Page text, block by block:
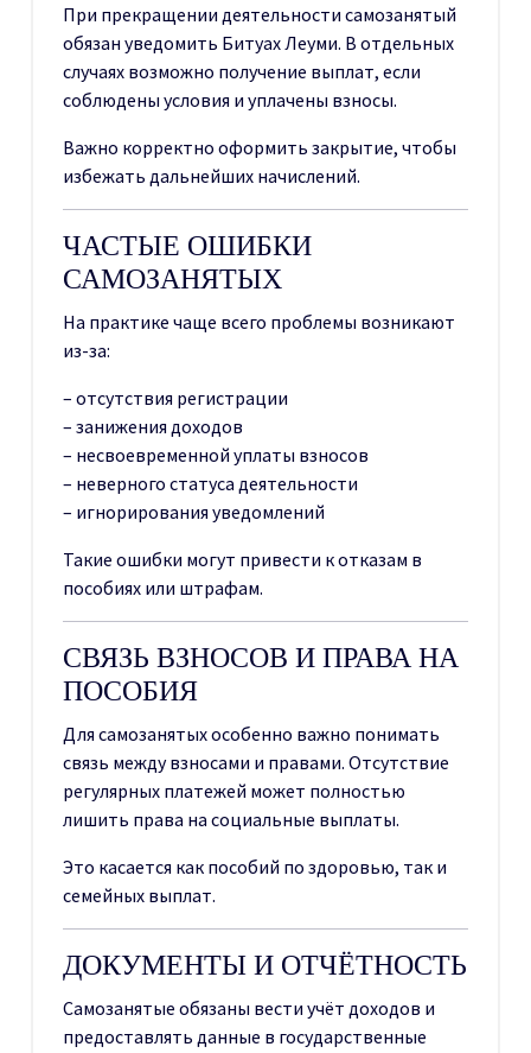
При прекращении деятельности самозанятый
обязан уведомить Битуах Леуми. В отдельных
случаях возможно получение выплат, если
соблюдены условия и уплачены взносы.
Важно корректно оформить закрытие, чтобы
избежать дальнейших начислений.
ЧАСТЫЕ ОШИБКИ
САМОЗАНЯТЫХ
На практике чаще всего проблемы возникают
из-за:
– отсутствия регистрации
– занижения доходов
– несвоевременной уплаты взносов
– неверного статуса деятельности
– игнорирования уведомлений
Такие ошибки могут привести к отказам в
пособиях или штрафам.
СВЯЗЬ ВЗНОСОВ И ПРАВА НА
ПОСОБИЯ
Для самозанятых особенно важно понимать
связь между взносами и правами. Отсутствие
регулярных платежей может полностью
лишить права на социальные выплаты.
Это касается как пособий по здоровью, так и
семейных выплат.
ДОКУМЕНТЫ И ОТЧЁТНОСТЬ
Самозанятые обязаны вести учёт доходов и
предоставлять данные в государственные